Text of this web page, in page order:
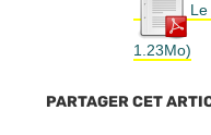
1.23Mo)
PARTAGER CET